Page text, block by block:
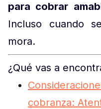
para cobrar
Incluso cuando
mora.
¿Qué vas a
cobranza: